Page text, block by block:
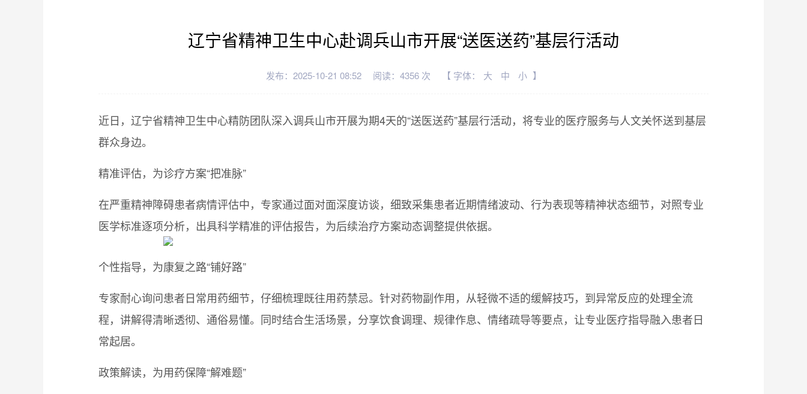
辽宁省精神卫生中心赴调兵山市开展“送医送药”基层行活动
发布：2025-10-21 08:52 阅读：4356 次 【 字体： 大 中 小 】
近日，辽宁省精神卫生中心精防团队深入调兵山市开展为期4天的“送医送药”基层行活动，将专业的医疗服务与人文关怀送到基层
群众身边。
精准评估，为诊疗方案“把准脉”
在严重精神障碍患者病情评估中，专家通过面对面深度访谈，细致采集患者近期情绪波动、行为表现等精神状态细节，对照专业
医学标准逐项分析，出具科学精准的评估报告，为后续治疗方案动态调整提供依据。
个性指导，为康复之路“铺好路”
专家耐心询问患者日常用药细节，仔细梳理既往用药禁忌。针对药物副作用，从轻微不适的缓解技巧，到异常反应的处理全流
程，讲解得清晰透彻、通俗易懂。同时结合生活场景，分享饮食调理、规律作息、情绪疏导等要点，让专业医疗指导融入患者日
常起居。
政策解读，为用药保障“解难题”